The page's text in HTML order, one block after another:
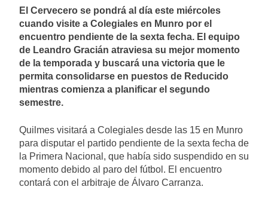
El Cervecero se pondrá al día este miércoles
cuando visite a Colegiales en Munro por el
encuentro pendiente de la sexta fecha. El equipo
de Leandro Gracián atraviesa su mejor momento
de la temporada y buscará una victoria que le
permita consolidarse en puestos de Reducido
mientras comienza a planificar el segundo
semestre.
Quilmes visitará a Colegiales desde las 15 en Munro
para disputar el partido pendiente de la sexta fecha de
la Primera Nacional, que había sido suspendido en su
momento debido al paro del fútbol. El encuentro
contará con el arbitraje de Álvaro Carranza.